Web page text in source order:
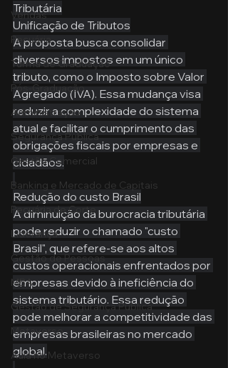
Vendas
Pecuária
Turma de Graduação
Pós-Graduação
Administração
Segurança Publica
Gestão Comercial
Banking e Mercado de Capitais
Pecuária de Corte
Liderança
Gestão de Pessoas
MBA
Gestão de Segurança Publica
Metaverso
Aula no Metaverso
Tributária
Unificação de Tributos
A proposta busca consolidar
diversos impostos em um único
tributo, como o Imposto sobre Valor
Agregado (IVA). Essa mudança visa
reduzir a complexidade do sistema
atual e facilitar o cumprimento das
obrigações fiscais por empresas e
cidadãos.
Redução do custo Brasil
A diminuição da burocracia tributária
pode reduzir o chamado "custo
Brasil", que refere-se aos altos
custos operacionais enfrentados por
empresas devido à ineficiência do
sistema tributário. Essa redução
pode melhorar a competitividade das
empresas brasileiras no mercado
global.